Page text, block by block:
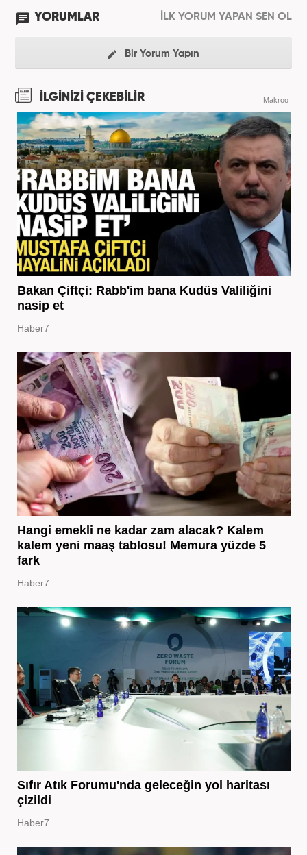
YORUMLAR İLK YORUM YAPAN SEN OL
Bir Yorum Yapın
İLGİNİZİ ÇEKEBİLİR Makroo
Bakan Çiftçi: Rabb'im bana Kudüs Valiliğini
nasip et
Haber7
Hangi emekli ne kadar zam alacak? Kalem
kalem yeni maaş tablosu! Memura yüzde 5
fark
Haber7
Sıfır Atık Forumu'nda geleceğin yol haritası
çizildi
Haber7